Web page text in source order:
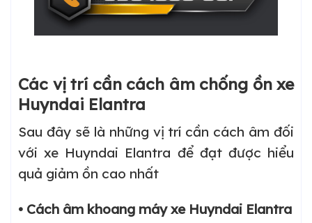
Các vị trí cần cách âm chống ồn xe
Huyndai Elantra
Sau đây sẽ là những vị trí cần cách âm đối
với xe Huyndai Elantra để đạt được hiểu
quả giảm ồn cao nhất
• Cách âm khoang máy xe Huyndai Elantra